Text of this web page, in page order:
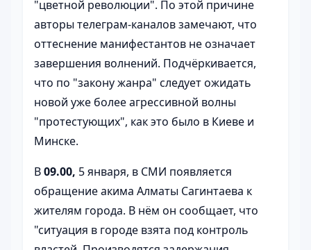
"цветной революции". По этой причине
авторы телеграм-каналов замечают, что
оттеснение манифестантов не означает
завершения волнений. Подчёркивается,
что по "закону жанра" следует ожидать
новой уже более агрессивной волны
"протестующих", как это было в Киеве и
Минске.
В09.00, 5 января, в СМИ появляется
обращение акима Алматы Сагинтаева к
жителям города. В нём он сообщает, что
"ситуация в городе взята под контроль